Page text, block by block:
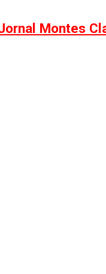
Montes